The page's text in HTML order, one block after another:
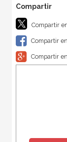
Compartir
Compartir
Compartir